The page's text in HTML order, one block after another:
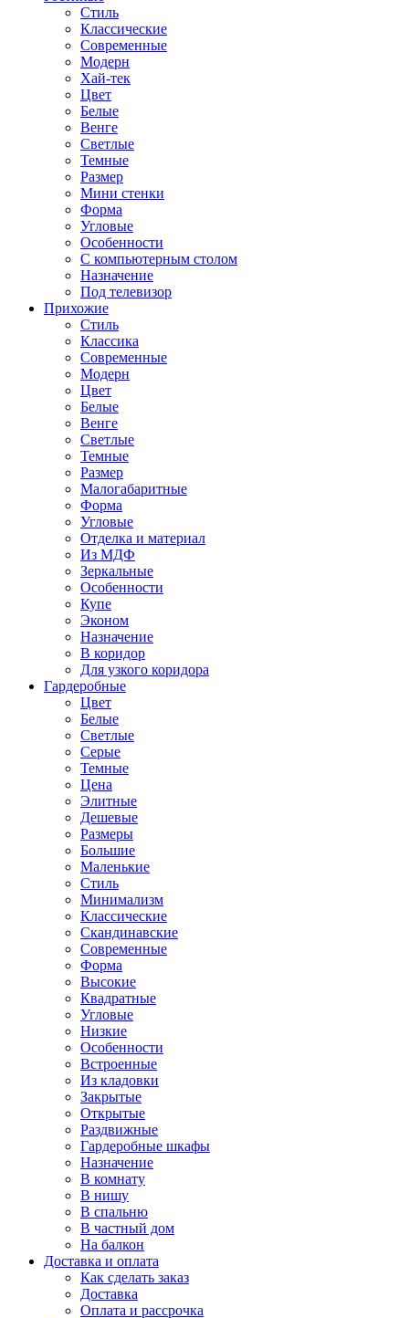
Стиль
Классические
Современные
Модерн
Хай-тек
Цвет
Белые
Венге
Светлые
Темные
Размер
Мини стенки
Форма
Угловые
Особенности
С компьютерным столом
Назначение
Под телевизор
Прихожие
Стиль
Классика
Современные
Модерн
Цвет
Белые
Венге
Светлые
Темные
Размер
Малогабаритные
Форма
Угловые
Отделка и материал
Из МДФ
Зеркальные
Особенности
Купе
Эконом
Назначение
В коридор
Для узкого коридора
Гардеробные
Цвет
Белые
Светлые
Серые
Темные
Цена
Элитные
Дешевые
Размеры
Большие
Маленькие
Стиль
Минимализм
Классические
Скандинавские
Современные
Форма
Высокие
Квадратные
Угловые
Низкие
Особенности
Встроенные
Из кладовки
Закрытые
Открытые
Раздвижные
Гардеробные шкафы
Назначение
В комнату
В нишу
В спальню
В частный дом
На балкон
Доставка и оплата
Как сделать заказ
Доставка
Оплата и рассрочка